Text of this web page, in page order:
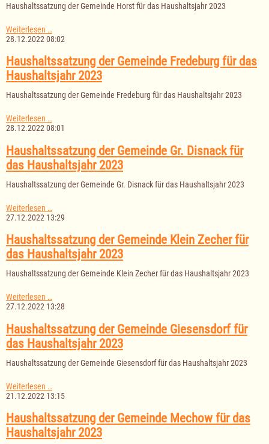
2023
Haushaltssatzung der Gemeinde Horst für das Haushaltsjahr 2023
Weiterlesen …
der
Horst
für
das
2023
28.12.2022 08:02
Haushaltssatzung der Gemeinde Fredeburg für das
Haushaltsjahr 2023
Haushaltssatzung der Gemeinde Fredeburg für das Haushaltsjahr 2023
Weiterlesen …Haushaltssatzung
der
Fredeburg
für
das
2023
28.12.2022 08:01
Haushaltssatzung der Gemeinde Gr. Disnack für
das Haushaltsjahr 2023
Haushaltssatzung der Gemeinde Gr. Disnack für das Haushaltsjahr 2023
Weiterlesen …
der
Gr.
Disnack
für
Haushaltsjahr
27.12.2022 13:29
Haushaltssatzung der Gemeinde Klein Zecher für
das Haushaltsjahr 2023
Haushaltssatzung der Gemeinde Klein Zecher für das Haushaltsjahr 2023
Weiterlesen …
der
Klein
Zecher
für
Haushaltsjahr
27.12.2022 13:28
Haushaltssatzung der Gemeinde Giesensdorf für
das Haushaltsjahr 2023
Haushaltssatzung der Gemeinde Giesensdorf für das Haushaltsjahr 2023
Weiterlesen …
der
Giesensdorf
für
das
21.12.2022 13:15
Haushaltssatzung der Gemeinde Mechow für das
Haushaltsjahr 2023